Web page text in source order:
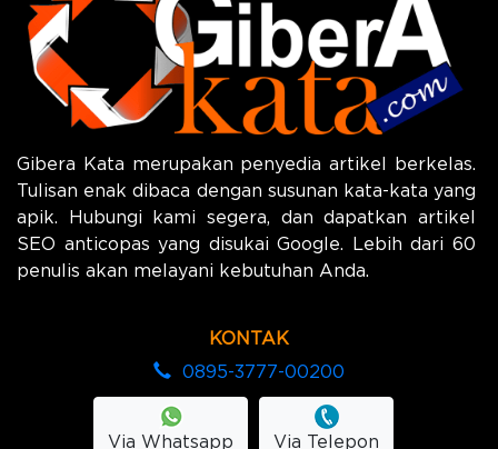
Gibera Kata merupakan penyedia artikel berkelas.
Tulisan enak dibaca dengan susunan kata-kata yang
apik. Hubungi kami segera, dan dapatkan artikel
SEO anticopas yang disukai Google. Lebih dari 60
penulis akan melayani kebutuhan Anda.
KONTAK
0895-3777-00200
Via Whatsapp Via Telepon